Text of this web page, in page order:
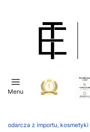
Menu
z importu, kosmetyki